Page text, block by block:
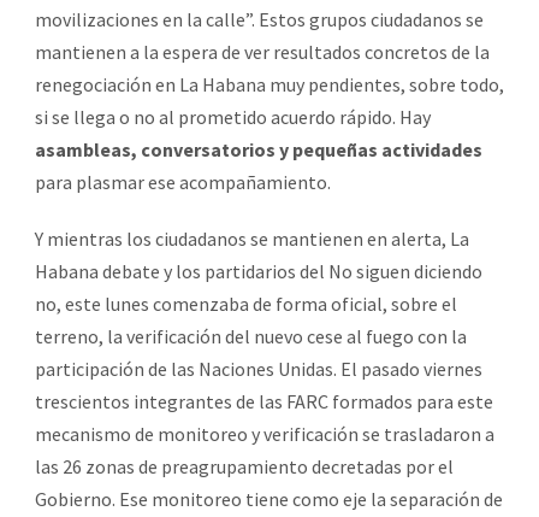
movilizaciones en la calle”. Estos grupos ciudadanos se
mantienen a la espera de ver resultados concretos de la
renegociación en La Habana muy pendientes, sobre todo,
si se llega o no al prometido acuerdo rápido. Hay
asambleas, conversatorios y pequeñas actividades
para plasmar ese acompañamiento.
Y mientras los ciudadanos se mantienen en alerta, La
Habana debate y los partidarios del No siguen diciendo
no, este lunes comenzaba de forma oficial, sobre el
terreno, la verificación del nuevo cese al fuego con la
participación de las Naciones Unidas. El pasado viernes
trescientos integrantes de las FARC formados para este
mecanismo de monitoreo y verificación se trasladaron a
las 26 zonas de preagrupamiento decretadas por el
Gobierno. Ese monitoreo tiene como eje la separación de